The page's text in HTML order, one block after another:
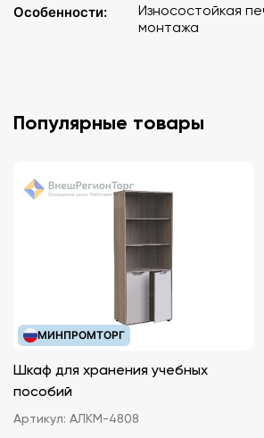
Особенности:
Износостойкая
монтажа
Популярные товары
МИНПРОМТОРГ
Шкаф для хранения учебных
пособий
Артикул: АЛКМ-4808